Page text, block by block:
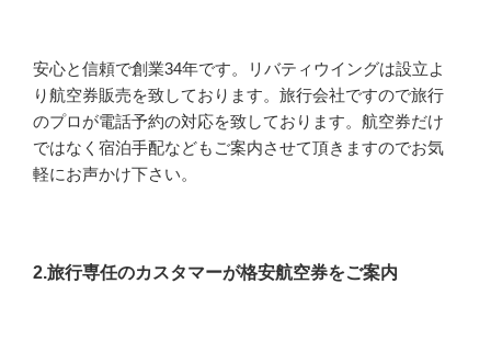
安心と信頼で創業34年です。リバティウイングは設立よ
り航空券販売を致しております。旅行会社ですので旅行
のプロが電話予約の対応を致しております。航空券だけ
ではなく宿泊手配などもご案内させて頂きますのでお気
軽にお声かけ下さい。
2.旅行専任のカスタマーが格安航空券をご案内